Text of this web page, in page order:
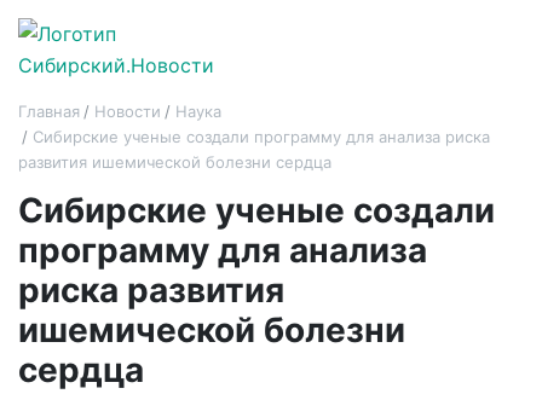
Главная Новости
Наука
Сибирские ученые создали программу для анализа риска
развития ишемической болезни сердца
Сибирские ученые создали
программу для анализа
риска развития
ишемической болезни
сердца